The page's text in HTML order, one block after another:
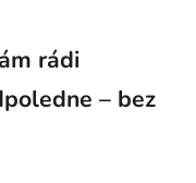
rádi
– bez